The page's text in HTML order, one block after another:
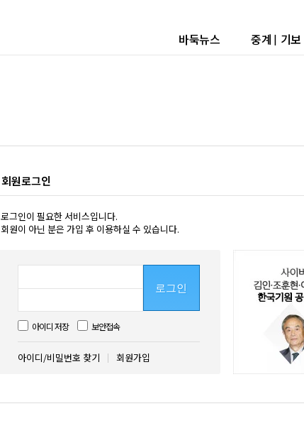
바둑뉴스 중계 | 기보
회원로그인
로그인이 필요한 서비스입니다.
회원이 아닌 분은 가입 후 이용하실 수 있습니다.
로그인
아이디 저장 보안접속
아이디/비밀번호 찾기 회원가입